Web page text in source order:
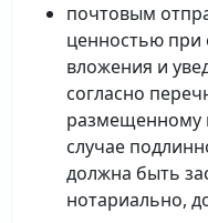
почтовым
ценностью при
вложения и
согласно
размещенному
случае
должна быть
нотариально,